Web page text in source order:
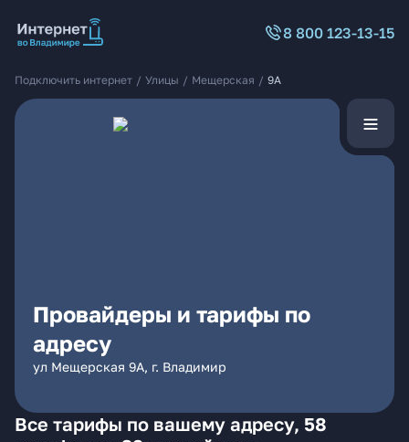
8 800 123-13-15
Подключить интернет / Улицы / Мещерская / 9А
Провайдеры и тарифы по
адресу
ул Мещерская 9А, г. Владимир
Все тарифы по вашему адресу, 58